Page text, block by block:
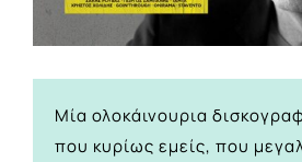
Μία ολοκάινουρια
που κυρίως εμείς, που